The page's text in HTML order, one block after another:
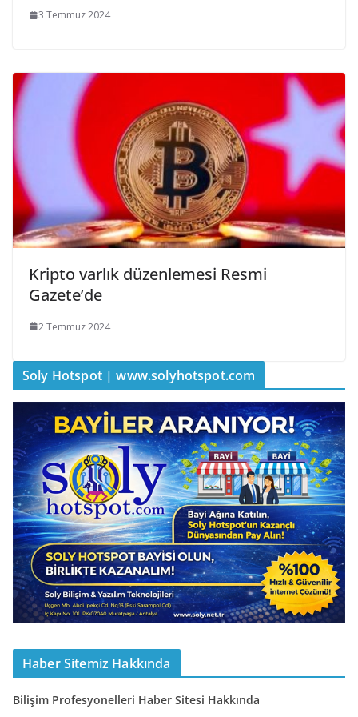
3 Temmuz 2024
Kripto varlık düzenlemesi Resmi
Gazete’de
2 Temmuz 2024
Soly Hotspot | www.solyhotspot.com
Haber Sitemiz Hakkında
Bilişim Profesyonelleri Haber Sitesi Hakkında